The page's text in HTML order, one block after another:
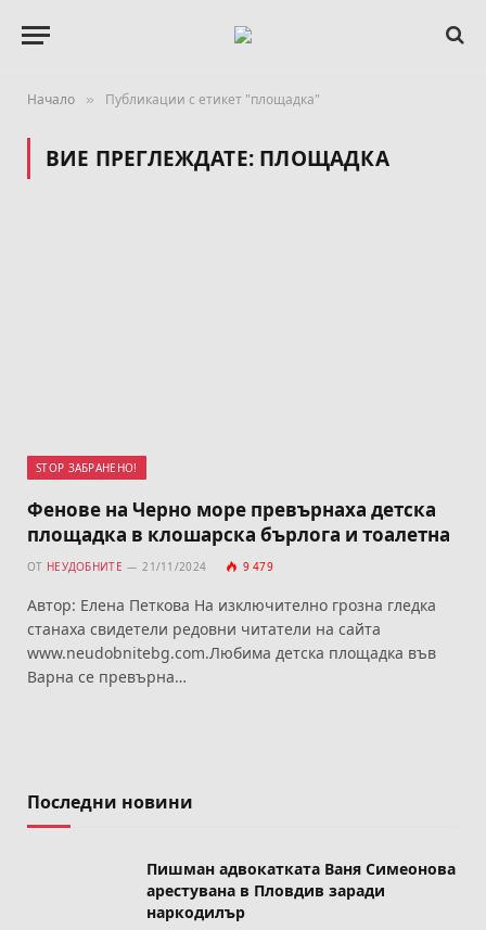
Начало » Публикации с етикет "площадка"
ВИЕ ПРЕГЛЕЖДАТЕ: ПЛОЩАДКА
STOP ЗАБРАНЕНО!
Фенове на Черно море превърнаха детска
площадка в клошарска бърлога и тоалетна
ОТ НЕУДОБНИТЕ 21/11/2024 9 479
Автор: Елена Петкова На изключително грозна гледка
станаха свидетели редовни читатели на сайта
www.neudobnitebg.com.Любима детска площадка във
Варна се превърна…
Последни новини
Пишман адвокатката Ваня Симеонова
арестувана в Пловдив заради
наркодилър